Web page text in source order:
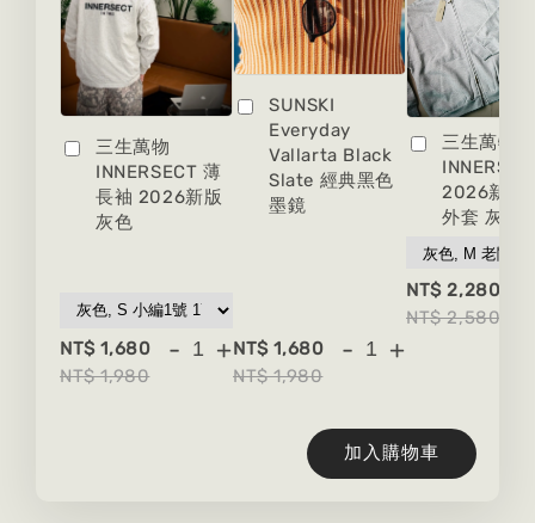
三生萬物
INNERSECT 薄
長袖 2026新版
灰色
NT$ 1,680
NT$ 1,980
- +
SUNSKI
Everyday
Vallarta Black
Slate 經典黑色
墨鏡
NT$ 1,680
NT$ 1,980
- +
三生萬物
2026新版
外套 灰色
NT$ 2,280
NT$ 2,580
加入購物車